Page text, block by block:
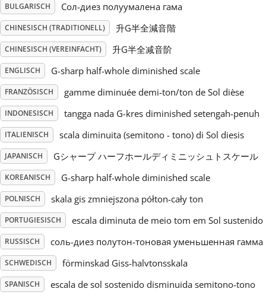
Português
Русский
Svenska
Tiếng Việt
Türkçe
Українська
简体中文
繁體中文
BULGARISCH Сол-диез полуумалена гама
CHINESISCH (TRADITIONELL) 升G半全減音階
CHINESISCH (VEREINFACHT) 升G半全减音阶
ENGLISCH G-sharp half-whole diminished scale
FRANZÖSISCH gamme diminuée demi-ton/ton de Sol dièse
INDONESISCH tangga nada G-kres diminished setengah-penuh
ITALIENISCH scala diminuita (semitono - tono) di Sol diesis
JAPANISCH Gシャープ ハーフホールディミニッシュトスケール
KOREANISCH G-sharp half-whole diminished scale
POLNISCH skala gis zmniejszona półton-cały ton
PORTUGIESISCH escala diminuta de meio tom em Sol sustenido
RUSSISCH соль-диез полутон-тоновая уменьшенная гамма
SCHWEDISCH förminskad Giss-halvtonsskala
SPANISCH escala de sol sostenido disminuida semitono-tono